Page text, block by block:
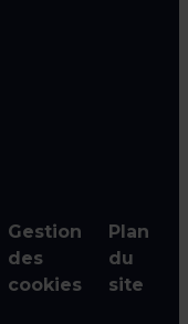
Gestion
des
cookies
Plan
du
site